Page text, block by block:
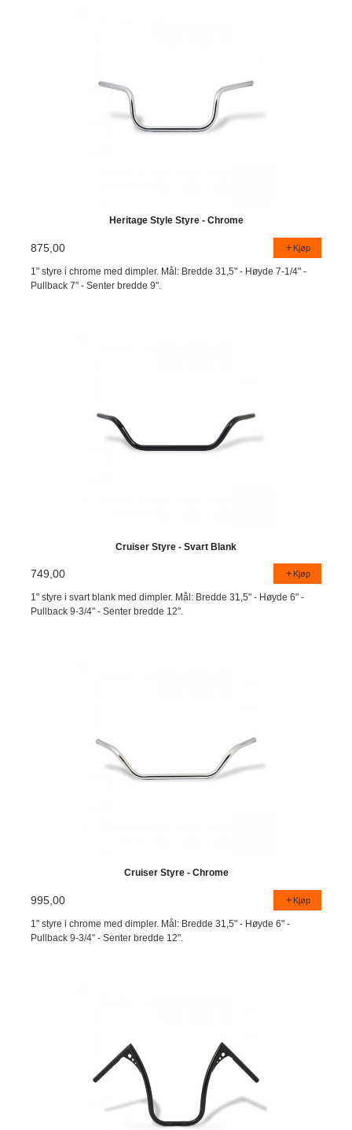
Heritage Style Styre - Chrome
875,00 Kjøp
1" styre i chrome med dimpler. Mål: Bredde 31,5" - Høyde 7-1/4" -
Pullback 7" - Senter bredde 9".
Cruiser Styre - Svart Blank
749,00 Kjøp
1" styre i svart blank med dimpler. Mål: Bredde 31,5" - Høyde 6" -
Pullback 9-3/4" - Senter bredde 12".
Cruiser Styre - Chrome
995,00 Kjøp
1" styre i chrome med dimpler. Mål: Bredde 31,5" - Høyde 6" -
Pullback 9-3/4" - Senter bredde 12".